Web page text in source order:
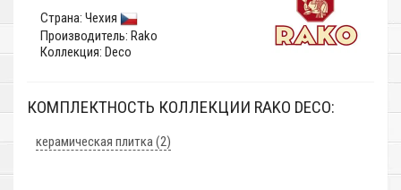
Страна: Чехия
Производитель: Rako
Коллекция: Deco
КОМПЛЕКТНОСТЬ КОЛЛЕКЦИИ RAKO DECO:
керамическая плитка (2)